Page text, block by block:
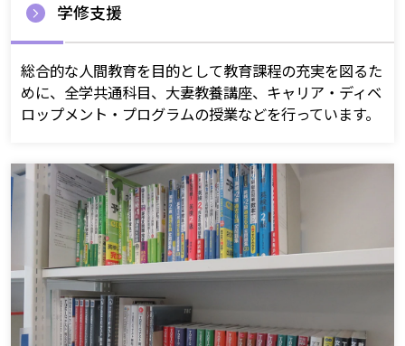
学修支援
総合的な人間教育を目的として教育課程の充実を図るた
めに、全学共通科目、大妻教養講座、キャリア・ディベ
ロップメント・プログラムの授業などを行っています。